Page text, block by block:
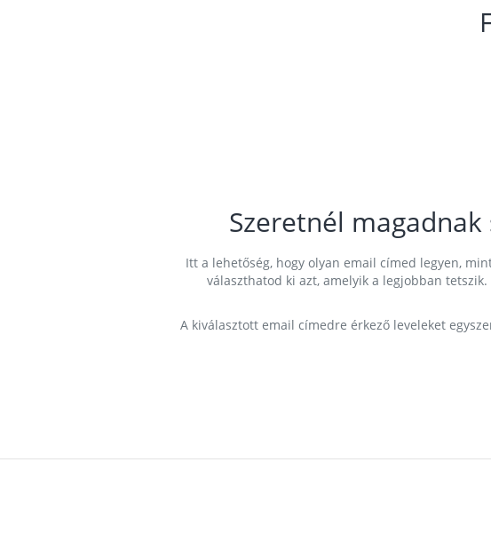
Szeretnél
Itt a lehetőség, hogy olyan email címed legyen,
választhatod ki azt, amelyik a legjobban
A kiválasztott email címedre érkező leveleket